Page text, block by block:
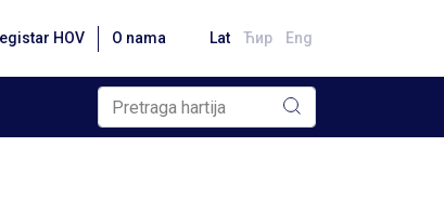
HOV O nama Lat Ћир Eng